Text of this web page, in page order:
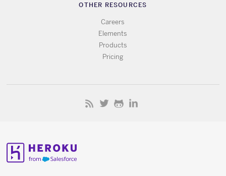
OTHER RESOURCES
Careers
Elements
Products
Pricing